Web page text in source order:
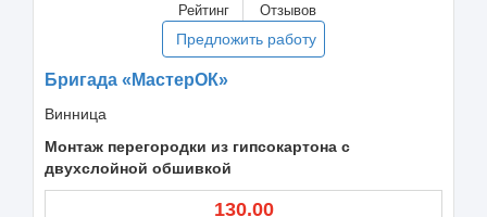
Рейтинг Отзывов
Предложить работу
Бригада «МастерОК»
Винница
Монтаж перегородки из гипсокартона с
двухслойной обшивкой
130.00